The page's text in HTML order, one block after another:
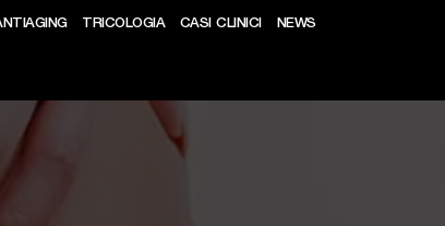
TRICOLOGIA CASI CLINICI NEWS